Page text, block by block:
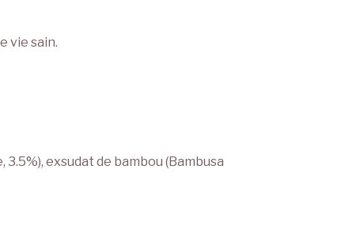
vie sain.
exsudat de bambou (Bambusa